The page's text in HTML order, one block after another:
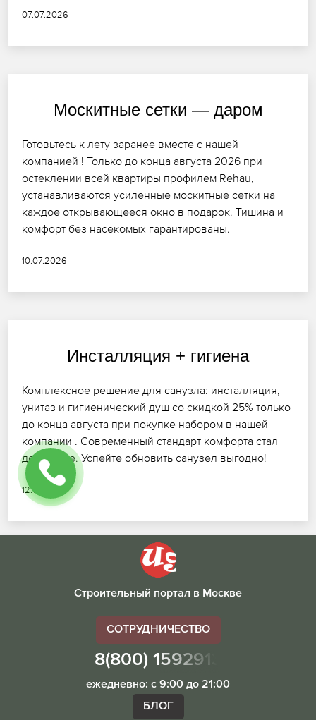
07.07.2026
Москитные сетки — даром
Готовьтесь к лету заранее вместе с нашей
компанией ! Только до конца августа 2026 при
остеклении всей квартиры профилем Rehau,
устанавливаются усиленные москитные сетки на
каждое открывающееся окно в подарок. Тишина и
комфорт без насекомых гарантированы.
10.07.2026
Инсталляция + гигиена
Комплексное решение для санузла: инсталляция,
унитаз и гигиенический душ со скидкой 25% только
до конца августа при покупке набором в нашей
компании . Современный стандарт комфорта стал
доступнее. Успейте обновить санузел выгодно!
12.07.2026
Строительный портал в Москве
СОТРУДНИЧЕСТВО
8(800) 1592913
ежедневно: с 9:00 до 21:00
БЛОГ